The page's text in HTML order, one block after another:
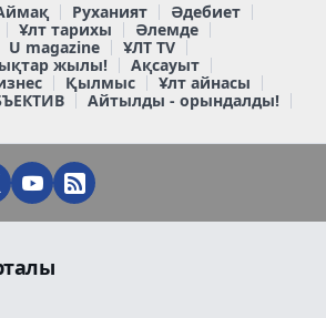
Руханият
Әдебиет
Ұлт тарихы
Әлемде
U magazine
ҰЛТ TV
жылы!
Ақсауыт
Қылмыс
Ұлт айнасы
Айтылды - орындалды!